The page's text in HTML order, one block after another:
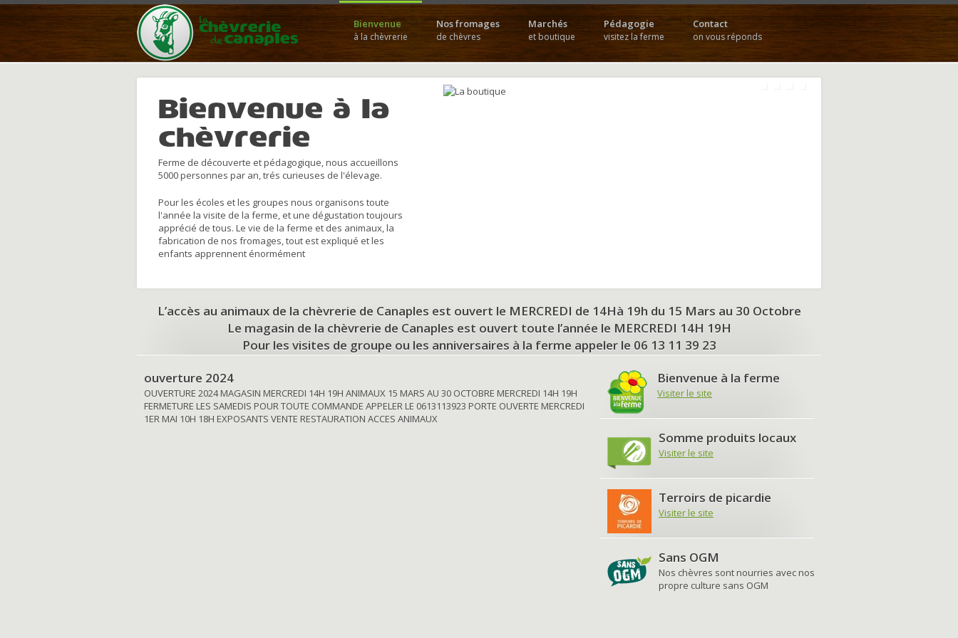
Bienvenue
à la chèvrerie
Nos fromages
de chèvres
Marchés
et boutique
Pédagogie
visitez la ferme
Contact
on vous réponds
Bienvenue à la
chèvrerie
Ferme de découverte et pédagogique, nous accueillons
5000 personnes par an, trés curieuses de l'élevage.
Pour les écoles et les groupes nous organisons toute
l'année la visite de la ferme, et une dégustation toujours
apprécié de tous. Le vie de la ferme et des animaux, la
fabrication de nos fromages, tout est expliqué et les
enfants apprennent énormément
L’accès au animaux de la chèvrerie de Canaples est ouvert le MERCREDI de 14Hà 19h du 15 Mars au 30 Octobre
Le magasin de la chèvrerie de Canaples est ouvert toute l’année le MERCREDI 14H 19H
Pour les visites de groupe ou les anniversaires à la ferme appeler le 06 13 11 39 23
ouverture 2024
OUVERTURE 2024 MAGASIN MERCREDI 14H 19H ANIMAUX 15 MARS AU 30 OCTOBRE MERCREDI 14H 19H
FERMETURE LES SAMEDIS POUR TOUTE COMMANDE APPELER LE 0613113923 PORTE OUVERTE MERCREDI
1ER MAI 10H 18H EXPOSANTS VENTE RESTAURATION ACCES ANIMAUX
Bienvenue à la ferme
Visiter le site
Somme produits locaux
Visiter le site
Terroirs de picardie
Visiter le site
Sans OGM
Nos chèvres sont nourries avec nos
propre culture sans OGM